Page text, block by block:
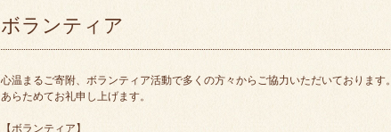
ボランティア
心温まるご寄附、ボランティア活動で多くの方々からご協力いただいております。
あらためてお礼申し上げます。
【ボランティア】